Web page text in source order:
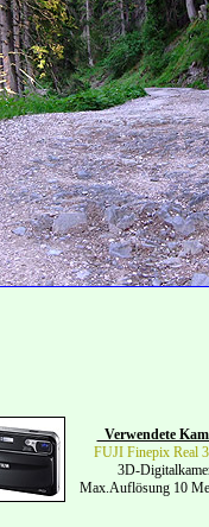
Verwendete
FUJI Finepix Real
3D-
Max.Auflösung 10